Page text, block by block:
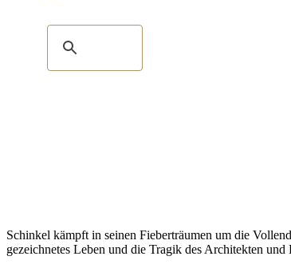
Schinkel kämpft in seinen Fieberträumen um die
gezeichnetes Leben und die Tragik des Architekten